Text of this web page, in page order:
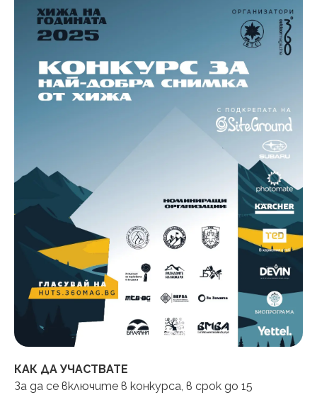
КАК ДА УЧАСТВАТЕ
За да се включите в конкурса, в срок до 15